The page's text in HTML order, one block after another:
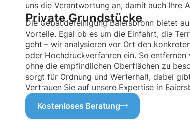
uns die Verantwortung an, damit auch Ihre
Private Grundstücke
Die Gebäudereinigung Baiersbronn bietet
Vorteile. Egal ob es um die Einfahrt, die
geht – wir analysieren vor Ort den
oder Hochdruckverfahren ein. So
ohne die empfindlichen Oberflächen zu
sorgt für Ordnung und Werterhalt, dabei
Vertrauen Sie auf unsere Expertise in
Kostenloses Beratung